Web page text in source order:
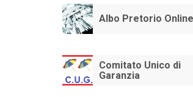
Albo Pretorio Online
Comitato Unico di
Garanzia